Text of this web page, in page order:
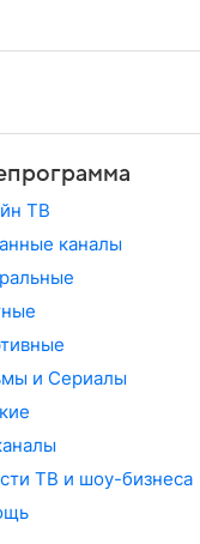
ТВ
каналы
и Сериалы
ТВ и шоу-бизнеса